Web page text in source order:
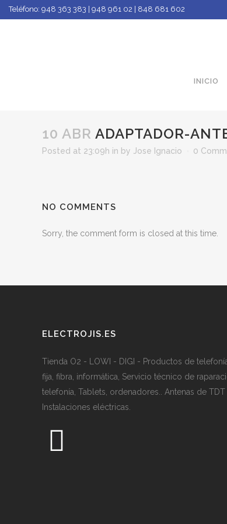
Teléfono: 948 363 383 | 948 961 02 | 848 681 602
INICIO
10 ABR ADAPTADOR-
Posted at 23:09h in by Jose Ignacio 0
NO COMMENTS
Sorry, the comment form is closed at this time.
ELECTROJIS.ES
Tienda O2 - LOWI - DIGI - Productos de telefonía
fija, fibra, informática, Servicio técnico de
telefonía, Tablets, ordenadores.. Antenas de TDT
Instalaciones eléctricas.